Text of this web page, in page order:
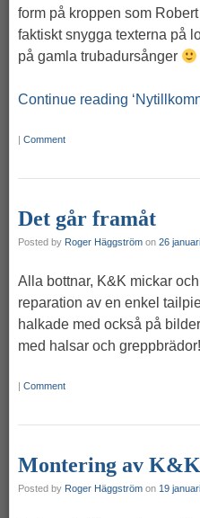
form på kroppen som
faktiskt snygga texterna på
på gamla trubadursånger
Continue reading
| Comment
Det går framåt
Posted by Roger Häggström on 26
Alla bottnar, K&K mickar
reparation av en enkel
halkade med också på
med halsar och greppbrädor!
| Comment
Montering av K&K
Posted by Roger Häggström on 19